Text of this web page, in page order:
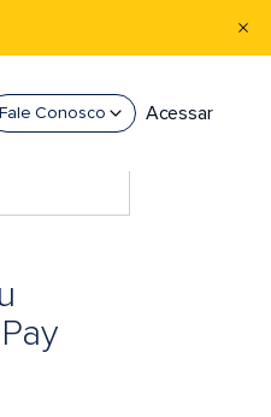
Fale Conosco Acessar